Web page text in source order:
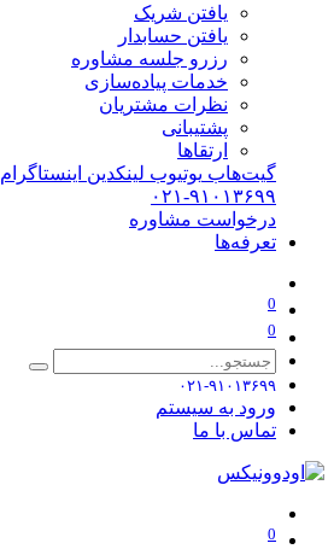
یافتن شریک
یافتن حسابدار
رزرو جلسه مشاوره
خدمات پیاده‌سازی
نظرات مشتریان
پشتیبانی
ارتقاها
گیت‌هاب یوتیوب لینکدین اینستاگرام
۰۲۱-۹۱۰۱۳۶۹۹
درخواست مشاوره
تعرفه‌ها
0
0
۰۲۱-۹۱۰۱۳۶۹۹
ورود به سیستم
تماس با ما
0